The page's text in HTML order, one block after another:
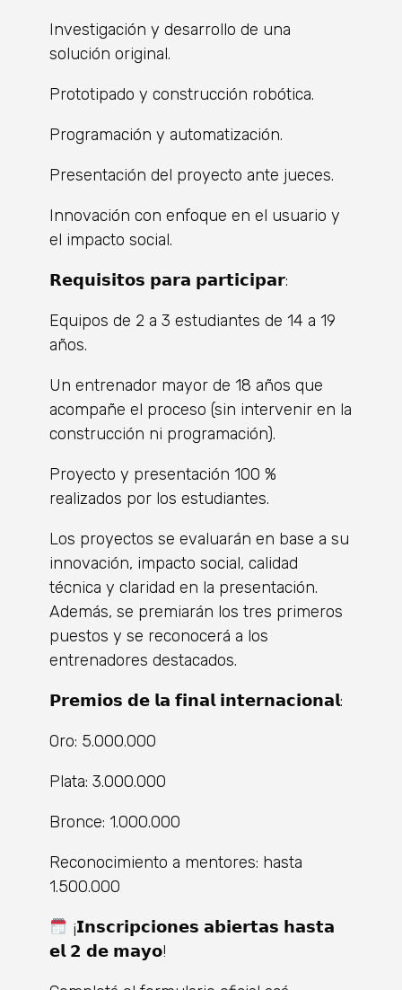
Investigación y desarrollo de una
solución original.
Prototipado y construcción robótica.
Programación y automatización.
Presentación del proyecto ante jueces.
Innovación con enfoque en el usuario y
el impacto social.
𝗥𝗲𝗾𝘂𝗶𝘀𝗶𝘁𝗼𝘀 𝗽𝗮𝗿𝗮 𝗽𝗮𝗿𝘁𝗶𝗰𝗶𝗽𝗮𝗿:
Equipos de 2 a 3 estudiantes de 14 a 19
años.
Un entrenador mayor de 18 años que
acompañe el proceso (sin intervenir en la
construcción ni programación).
Proyecto y presentación 100 %
realizados por los estudiantes.
Los proyectos se evaluarán en base a su
innovación, impacto social, calidad
técnica y claridad en la presentación.
Además, se premiarán los tres primeros
puestos y se reconocerá a los
entrenadores destacados.
𝗣𝗿𝗲𝗺𝗶𝗼𝘀 𝗱𝗲 𝗹𝗮 𝗳𝗶𝗻𝗮𝗹 𝗶𝗻𝘁𝗲𝗿𝗻𝗮𝗰𝗶𝗼𝗻𝗮𝗹:
Oro: 5.000.000
Plata: 3.000.000
Bronce: 1.000.000
Reconocimiento a mentores: hasta
1.500.000
¡𝗜𝗻𝘀𝗰𝗿𝗶𝗽𝗰𝗶𝗼𝗻𝗲𝘀 𝗮𝗯𝗶𝗲𝗿𝘁𝗮𝘀 𝗵𝗮𝘀𝘁𝗮
𝗲𝗹 𝟮 𝗱𝗲 𝗺𝗮𝘆𝗼!